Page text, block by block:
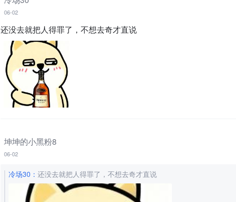
06-02
还没去就把人得罪了，不想去奇才直说
坤坤的小黑粉8
06-02
冷场30 ： 还没去就把人得罪了，不想去奇才直说